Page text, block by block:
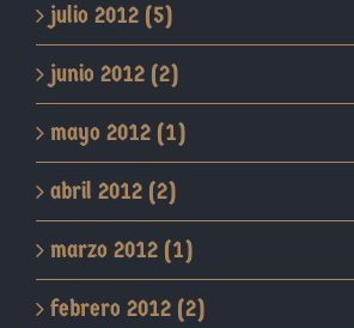
julio 2012 (5)
junio 2012 (2)
mayo 2012 (1)
abril 2012 (2)
marzo 2012 (1)
febrero 2012 (2)